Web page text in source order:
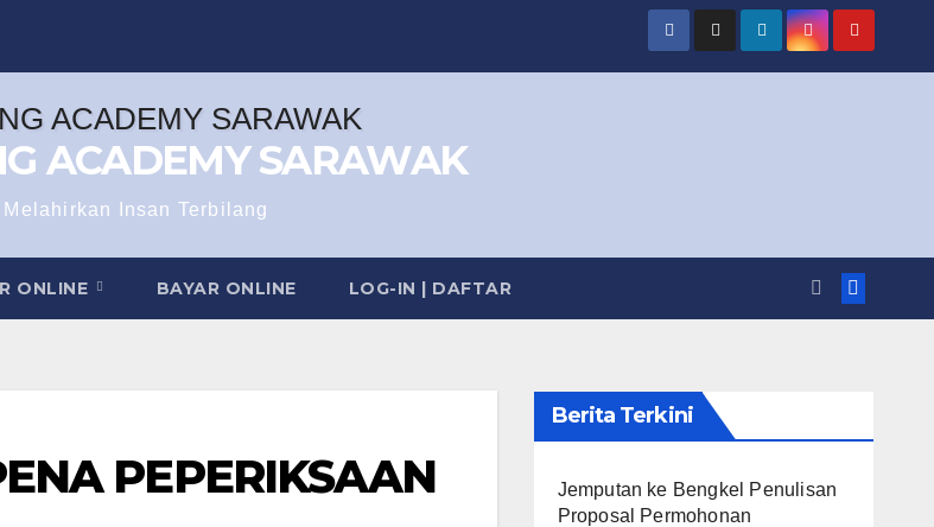
ACADEMY SARAWAK
Melahirkan Insan Terbilang
ONLINE BAYAR ONLINE LOG-IN | DAFTAR
PEPERIKSAAN
Berita Terkini
Jemputan ke Bengkel Penulisan
Proposal Permohonan